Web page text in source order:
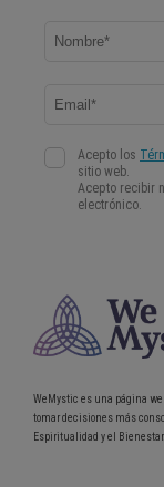
WeMystic es una página
tomar decisiones más
Espiritualidad y el Bienestar.